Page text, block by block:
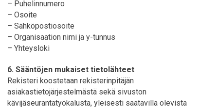
– Puhelinnumero
– Osoite
– Sähköpostiosoite
– Organisaation nimi ja y-tunnus
– Yhteysloki
6. Sääntöjen mukaiset tietolähteet
Rekisteri koostetaan rekisterinpitäjän
asiakastietojärjestelmästä sekä sivuston
kävijäseurantatyökalusta, yleisesti saatavilla olevista